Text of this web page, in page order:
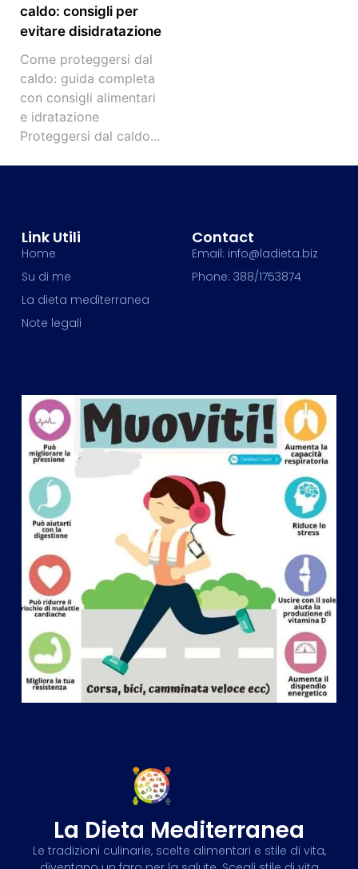
caldo: consigli per
evitare disidratazione
Come proteggersi dal
caldo: guida completa
con consigli alimentari
e idratazione
Proteggersi dal caldo...
La Dieta Mediterranea
Le tradizioni culinarie, scelte alimentari e stile di vita,
Link Utili
Home
Su di me
La dieta mediterranea
Note legali
Contact
Email: info@ladieta.biz
Phone: 388/1753874